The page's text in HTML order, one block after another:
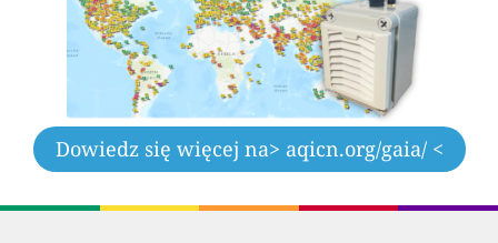
Dowiedz się więcej na> aqicn.org/gaia/ <